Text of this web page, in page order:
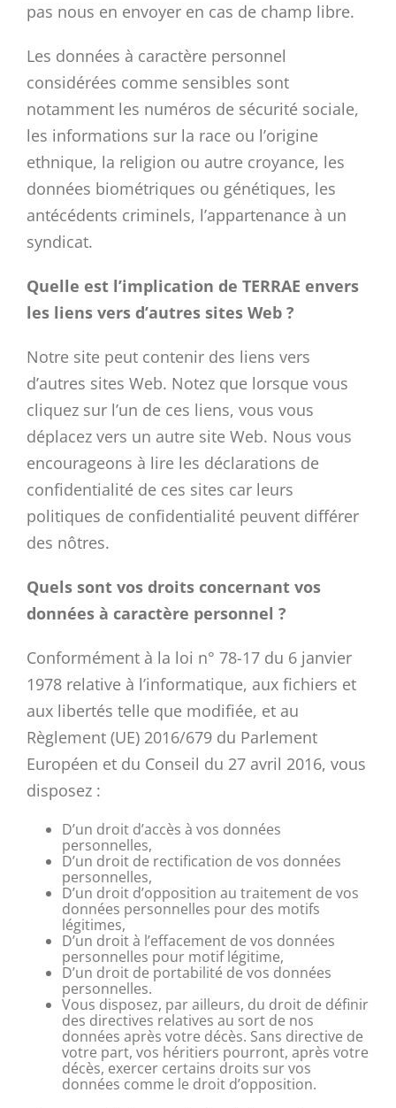
pas nous en envoyer en cas de champ libre.
Les données à caractère personnel
considérées comme sensibles sont
notamment les numéros de sécurité sociale,
les informations sur la race ou l’origine
ethnique, la religion ou autre croyance, les
données biométriques ou génétiques, les
antécédents criminels, l’appartenance à un
syndicat.
Quelle est l’implication de TERRAE envers
les liens vers d’autres sites Web ?
Notre site peut contenir des liens vers
d’autres sites Web. Notez que lorsque vous
cliquez sur l’un de ces liens, vous vous
déplacez vers un autre site Web. Nous vous
encourageons à lire les déclarations de
confidentialité de ces sites car leurs
politiques de confidentialité peuvent différer
des nôtres.
Quels sont vos droits concernant vos
données à caractère personnel ?
Conformément à la loi n° 78-17 du 6 janvier
1978 relative à l’informatique, aux fichiers et
aux libertés telle que modifiée, et au
Règlement (UE) 2016/679 du Parlement
Européen et du Conseil du 27 avril 2016, vous
disposez :
D’un droit d’accès à vos données
personnelles,
D’un droit de rectification de vos données
personnelles,
D’un droit d’opposition au traitement de vos
données personnelles pour des motifs
légitimes,
D’un droit à l’effacement de vos données
personnelles pour motif légitime,
D’un droit de portabilité de vos données
personnelles.
Vous disposez, par ailleurs, du droit de définir
des directives relatives au sort de nos
données après votre décès. Sans directive de
votre part, vos héritiers pourront, après votre
décès, exercer certains droits sur vos
données comme le droit d’opposition.